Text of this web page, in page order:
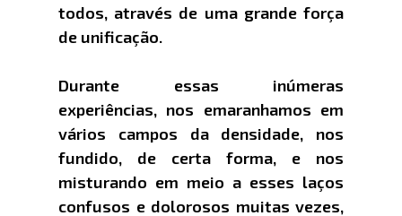
todos, através de uma grande força
de unificação.
Durante essas inúmeras
experiências, nos emaranhamos em
vários campos da densidade, nos
fundido, de certa forma, e nos
misturando em meio a esses laços
confusos e dolorosos muitas vezes,